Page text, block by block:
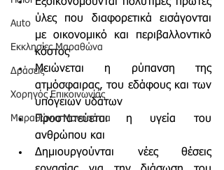
Auto
Εκκλησίες Μαραθώνα
Δράσεις
Χορηγός Επικοινωνίας
Μαραθώνια Μονοπάτια
ύλες που διαφορετικά εισάγονται
με οικονομικό και περιβαλλοντικό
κόστος
Μειώνεται η ρύπανση της
ατμόσφαιρας, του εδάφους και των
υπόγειων υδάτων
Προστατεύεται η υγεία του
ανθρώπου και
Δημιουργούνται νέες θέσεις